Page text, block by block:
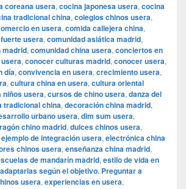
coreana usera, cocina japonesa usera, cocina
tradicional china, colegios chinos usera,
en usera, comida callejera china,
usera, comunidad asiática madrid,
madrid, comunidad china usera, conciertos en
, conocer culturas madrid, conocer usera,
día, convivencia en usera, crecimiento usera,
, cultura china en usera, cultura oriental
niños usera, cursos de chino usera, danza del
tradicional china, decoración china madrid,
urbano usera, dim sum usera,
chino madrid, dulces chinos usera,
ejemplo de integración usera, electrónica china
chinos usera, enseñanza china madrid,
de mandarín madrid, estilo de vida en
según el objetivo. Preguntar a
usera, experiencias en usera,